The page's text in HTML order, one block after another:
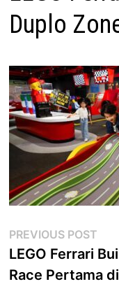
Duplo
Post
navigation
PREVIOUS POST
LEGO Ferrari
Race Pertama